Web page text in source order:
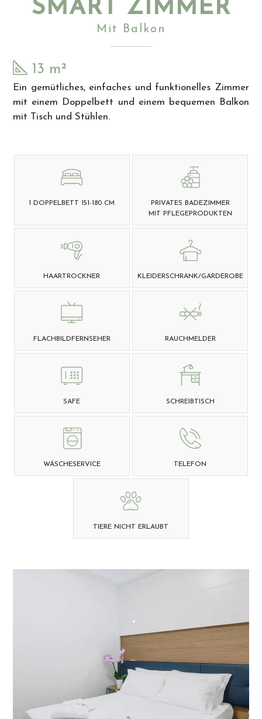
SMART ZIMMER
Mit Balkon
13 m²
Ein gemütliches, einfaches und funktionelles Zimmer
mit einem Doppelbett und einem bequemen Balkon
mit Tisch und Stühlen.
1 DOPPELBETT 151-180 CM
PRIVATES BADEZIMMER
MIT PFLEGEPRODUKTEN
HAARTROCKNER KLEIDERSCHRANK/GARDEROBE
FLACHBILDFERNSEHER RAUCHMELDER
SAFE SCHREIBTISCH
WÄSCHESERVICE TELEFON
TIERE NICHT ERLAUBT